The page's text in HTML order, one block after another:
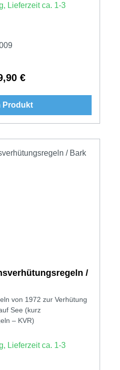
Lieferzeit ca. 1-3
Preis:
€
Produkt
/
von 1972 zur Verhütung
See (kurz
– KVR)
Lieferzeit ca. 1-3